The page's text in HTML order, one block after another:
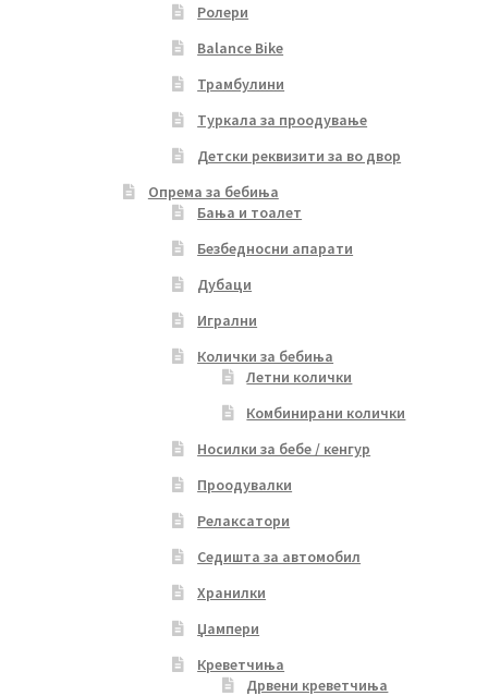
Ролери
Balance Bike
Трамбулини
Туркала за проодување
Детски реквизити за во двор
Опрема за бебиња
Бања и тоалет
Безбедносни апарати
Дубаци
Игрални
Колички за бебиња
Летни колички
Комбинирани колички
Носилки за бебе / кенгур
Проодувалки
Релаксатори
Седишта за автомобил
Хранилки
Џампери
Креветчиња
Дрвени креветчиња